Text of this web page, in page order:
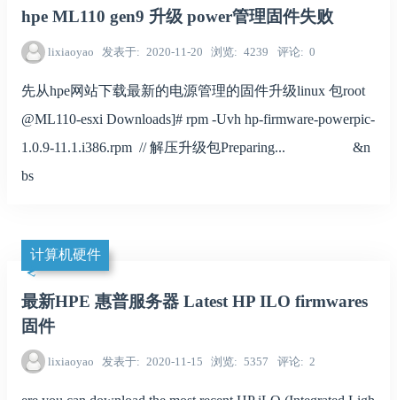
hpe ML110 gen9 升级 power管理固件失败
lixiaoyao 发表于 2020-11-20 浏览 4239 评论 0
先从hpe网站下载最新的电源管理的固件升级linux 包root
@ML110-esxi Downloads]# rpm -Uvh hp-firmware-powerpic-
1.0.9-11.1.i386.rpm // 解压升级包Preparing... &n
bs
计算机硬件
最新HPE 惠普服务器 Latest HP ILO firmwares
固件
lixiaoyao 发表于 2020-11-15 浏览 5357 评论 2